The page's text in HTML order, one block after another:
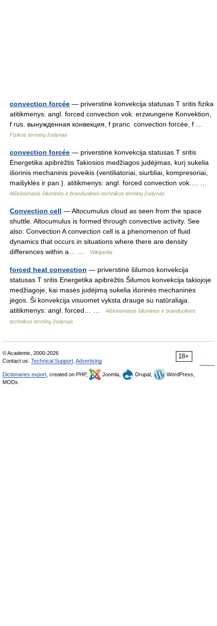
convection forcée — priverstinė konvekcija statusas T sritis fizika
atitikmenys: angl. forced convection vok. erzwungene Konvektion,
f rus. вынужденная конвекция, f pranc. convection forcée, f …
Fizikos terminų žodynas
convection forcée — priverstinė konvekcija statusas T sritis
Energetika apibrėžtis Takiosios medžiagos judėjimas, kurį sukelia
išorinis mechaninis poveikis (ventiliatoriai, siurbliai, kompresoriai,
maišyklės ir pan.). atitikmenys: angl. forced convection vok.… …
Aiškinamasis šiluminės ir branduolinės technikos terminų žodynas
Convection cell — Altocumulus cloud as seen from the space
shuttle. Altocumulus is formed through convective activity. See
also: Convection A convection cell is a phenomenon of fluid
dynamics that occurs in situations where there are density
differences within a… …
Wikipedia
forced heat convection — priverstinė šilumos konvekcija
statusas T sritis Energetika apibrėžtis Šilumos konvekcija takiojoje
medžiagoje, kai masės judėjimą sukelia išorinės mechaninės
jėgos. Ši konvekcija visuomet vyksta drauge su natūraliąja.
atitikmenys: angl. forced… …
Aiškinamasis šiluminės ir branduolinės
technikos terminų žodynas
18+
© Academic, 2000-2026
Contact us: Technical Support Advertising
Dictionaries export , created on PHP, Joomla, Drupal,
WordPress,
MODx.